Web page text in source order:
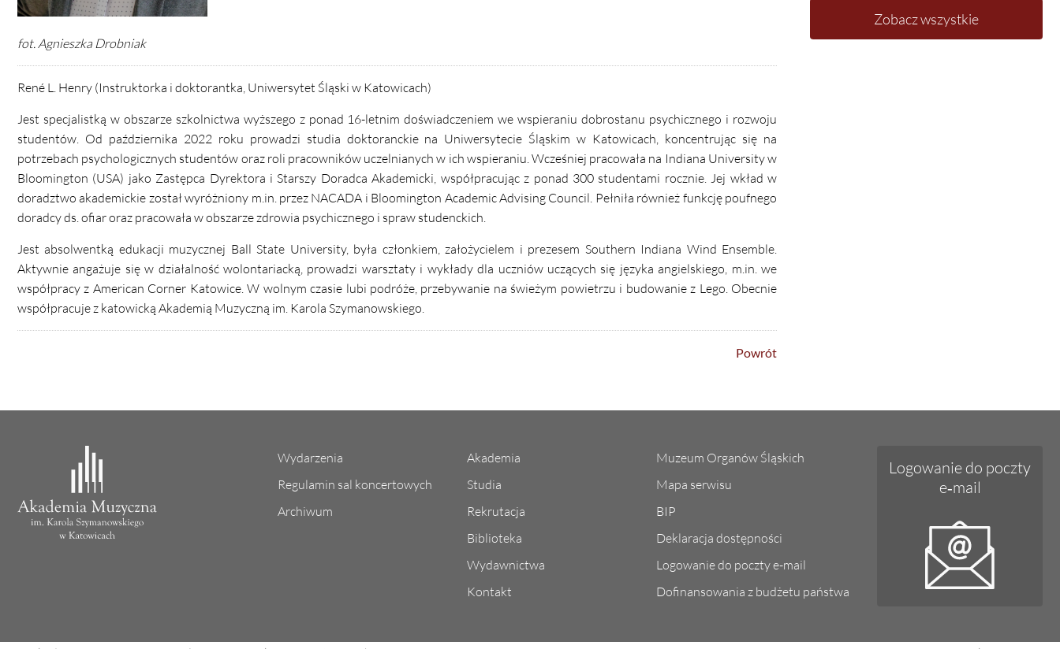
fot. Agnieszka Drobniak
René L. Henry (Instruktorka i doktorantka, Uniwersytet Śląski w Katowicach)
Jest specjalistką w obszarze szkolnictwa wyższego z ponad 16-letnim doświadczeniem we wspieraniu dobrostanu psychicznego i rozwoju
studentów. Od października 2022 roku prowadzi studia doktoranckie na Uniwersytecie Śląskim w Katowicach, koncentrując się na
potrzebach psychologicznych studentów oraz roli pracowników uczelnianych w ich wspieraniu. Wcześniej pracowała na Indiana University w
Bloomington (USA) jako Zastępca Dyrektora i Starszy Doradca Akademicki, współpracując z ponad 300 studentami rocznie. Jej wkład w
doradztwo akademickie został wyróżniony m.in. przez NACADA i Bloomington Academic Advising Council. Pełniła również funkcję poufnego
doradcy ds. ofiar oraz pracowała w obszarze zdrowia psychicznego i spraw studenckich.
Jest absolwentką edukacji muzycznej Ball State University, była członkiem, założycielem i prezesem Southern Indiana Wind Ensemble.
Aktywnie angażuje się w działalność wolontariacką, prowadzi warsztaty i wykłady dla uczniów uczących się języka angielskiego, m.in. we
współpracy z American Corner Katowice. W wolnym czasie lubi podróże, przebywanie na świeżym powietrzu i budowanie z Lego. Obecnie
współpracuje z katowicką Akademią Muzyczną im. Karola Szymanowskiego.
Powrót
Zobacz wszystkie
Wydarzenia
Regulamin sal koncertowych
Archiwum
Akademia
Studia
Rekrutacja
Biblioteka
Wydawnictwa
Kontakt
Muzeum Organów Śląskich
Mapa serwisu
BIP
Deklaracja dostępności
Logowanie do poczty e-mail
Dofinansowania z budżetu państwa
Logowanie do poczty
e‑mail